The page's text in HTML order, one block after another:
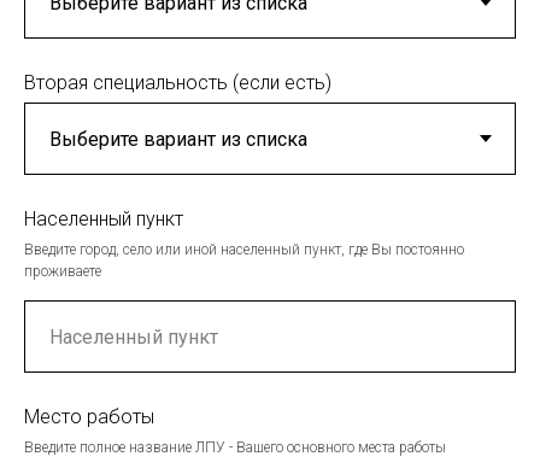
Вторая специальность (если есть)
Населенный пункт
Введите город, село или иной населенный пункт, где Вы постоянно
проживаете
Место работы
Введите полное название ЛПУ - Вашего основного места работы